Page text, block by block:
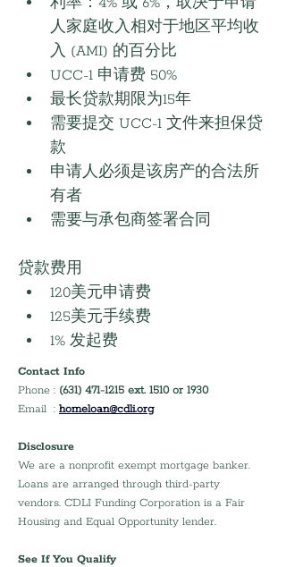
人家庭收入相对于地区平均收
入 (AMI) 的百分比
UCC-1 申请费 50%
最长贷款期限为15年
需要提交 UCC-1 文件来担保贷
款
申请人必须是该房产的合法所
有者
需要与承包商签署合同
贷款费用
120美元申请费
125美元手续费
1% 发起费
Contact Info
Phone : (631) 471-1215 ext. 1510 or 1930
Email  : homeloan@cdli.org
Disclosure
We are a nonprofit exempt mortgage banker.
Loans are arranged through third-party
vendors. CDLI Funding Corporation is a Fair
Housing and Equal Opportunity lender.
See If You Qualify